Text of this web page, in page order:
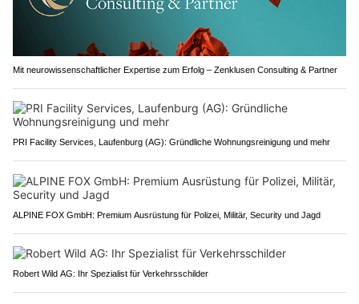
Mit neurowissenschaftlicher Expertise zum Erfolg – Zenklusen Consulting & Partner
PRI Facility Services, Laufenburg (AG): Gründliche Wohnungsreinigung und mehr
ALPINE FOX GmbH: Premium Ausrüstung für Polizei, Militär, Security und Jagd
Robert Wild AG: Ihr Spezialist für Verkehrsschilder